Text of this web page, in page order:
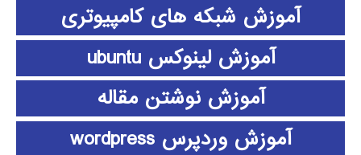
آموزش شبکه های کامپیوتری
آموزش لینوکس ubuntu
آموزش نوشتن مقاله
آموزش وردپرس wordpress